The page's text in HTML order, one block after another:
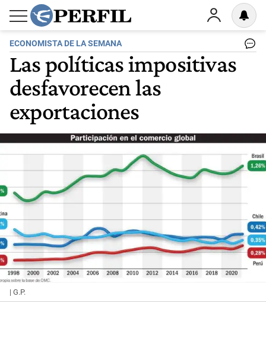
ECONOMISTA DE LA SEMANA
Las políticas impositivas
desfavorecen las
exportaciones
| G.P.